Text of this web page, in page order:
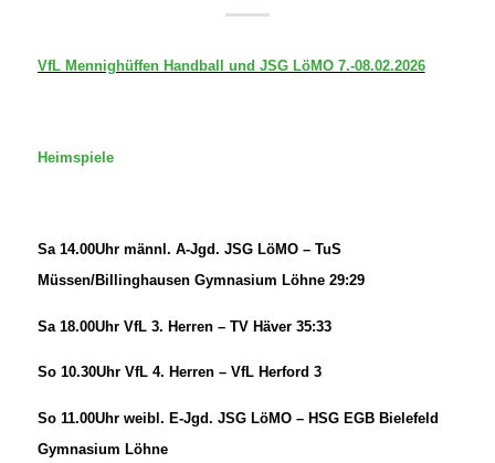
VfL Mennighüffen Handball und JSG LöMO 7.-08.02.2026
Heimspiele
Sa 14.00Uhr männl. A-Jgd. JSG LöMO – TuS
Müssen/Billinghausen Gymnasium Löhne 29:29
Sa 18.00Uhr VfL 3. Herren – TV Häver 35:33
So 10.30Uhr VfL 4. Herren – VfL Herford 3
So 11.00Uhr weibl. E-Jgd. JSG LöMO – HSG EGB Bielefeld
Gymnasium Löhne